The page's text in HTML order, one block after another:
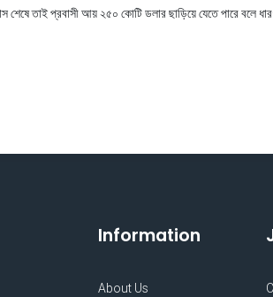
তাই প্রবাসী আয় ২৫০ কোটি ডলার ছাড়িয়ে যেতে পারে বলে
Information
About Us